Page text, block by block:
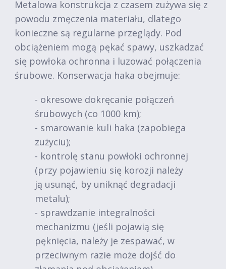
Metalowa konstrukcja z czasem zużywa się z
powodu zmęczenia materiału, dlatego
konieczne są regularne przeglądy. Pod
obciążeniem mogą pękać spawy, uszkadzać
się powłoka ochronna i luzować połączenia
śrubowe. Konserwacja haka obejmuje:
- okresowe dokręcanie połączeń
śrubowych (co 1000 km);
- smarowanie kuli haka (zapobiega
zużyciu);
- kontrolę stanu powłoki ochronnej
(przy pojawieniu się korozji należy
ją usunąć, by uniknąć degradacji
metalu);
- sprawdzanie integralności
mechanizmu (jeśli pojawią się
pęknięcia, należy je zespawać, w
przeciwnym razie może dojść do